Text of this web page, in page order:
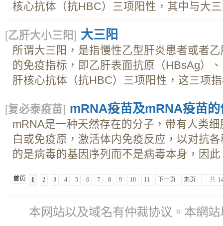
核心抗体（抗HBC）三项阳性，其中与大
[乙肝大小三阳] 大三阳
所谓大三阳，是指慢性乙型肝炎患者或者
的免疫指标，即乙肝表面抗原（HBsAg）
肝核心抗体（抗HBC）三项阳性，这三项
[复必泰疫苗] mRNA疫苗及mRNA疫苗的
mRNA是一种天然存在的分子，带有人类
白或免疫原，激活体内免疫反应，以对抗
的是病毒的基因序列而不是病毒本身，因
首页 1 2 3 4 5 6 7 8 9 10 11 下一页 末页 共
本网站以及域名有仲裁协议。本網